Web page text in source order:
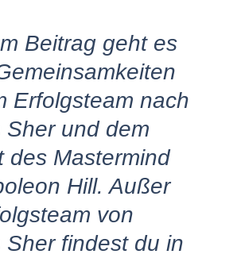
Beitrag geht es
Erfolgsteam nach
Sher und dem
des Mastermind
Hill. Außer
von
Sher findest du in